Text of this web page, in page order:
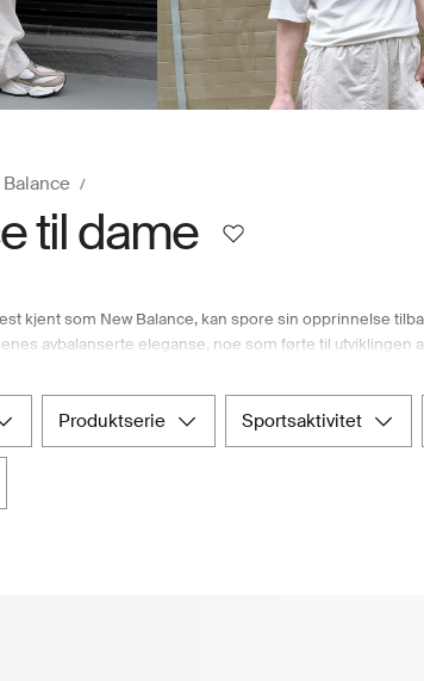
til dame
kjent som New Balance, kan spore sin opprinnelse
avbalanserte eleganse, noe som førte til utviklingen
ikoniske «N»-logoen fant sin plass på 320 joggesko i
suksessrikt produktsortiment som nå også omfattet
og -klær for kvinner i alt fra ekstra smale til ekstra brede
produktserie sportsaktivitet